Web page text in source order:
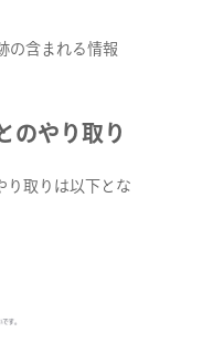
の含まれる情報
のやり取り
り取りは以下とな